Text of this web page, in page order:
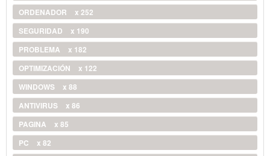
ORDENADOR
x 252
SEGURIDAD
x 190
PROBLEMA
x 182
OPTIMIZACIÓN
x 122
WINDOWS
x 88
ANTIVIRUS
x 86
PAGINA
x 85
PC
x 82